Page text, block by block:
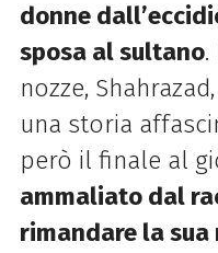
donne
sposa al sultano.
nozze,
una storia
però il finale al
ammaliato dal
rimandare la